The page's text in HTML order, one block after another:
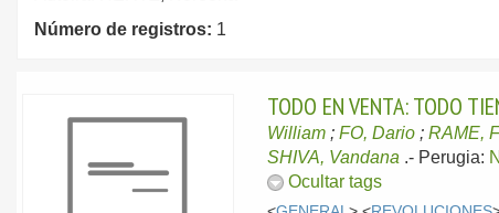
Número de registros: 1
TODO EN VENTA: TODO
William ;FO, Dario ;RAME,
SHIVA, Vandana .- Perugia:
Ocultar tags